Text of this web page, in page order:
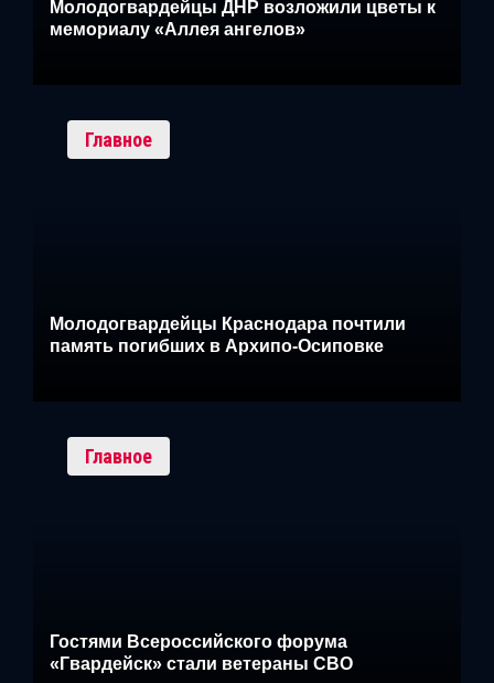
Молодогвардейцы ДНР возложили цветы к
мемориалу «Аллея ангелов»
Главное
Молодогвардейцы Краснодара почтили
память погибших в Архипо-Осиповке
Главное
Гостями Всероссийского форума
«Гвардейск» стали ветераны СВО